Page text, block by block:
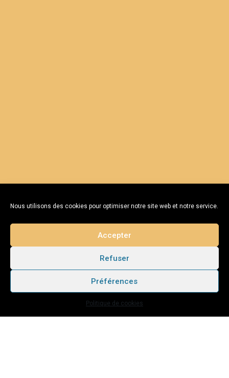
Nous utilisons des cookies pour optimiser notre site web et notre service.
Accepter
Refuser
Préférences
Politique de cookies